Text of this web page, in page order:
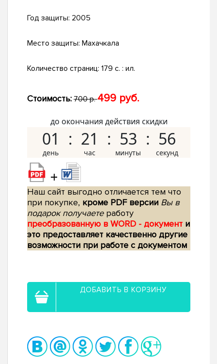
Год защиты: 2005
Место защиты: Махачкала
Количество страниц: 179 с. : ил.
Стоимость: 700 р.499 руб.
до окончания действия скидки
01 21 53 55
+
Наш сайт выгодно отличается тем что
при покупке, кроме PDF версии Вы в
подарок получаетеработу
преобразованную в WORD - документ и
это предоставляет качественно другие
возможности при работе с документом
ДОБАВИТЬ В КОРЗИНУ